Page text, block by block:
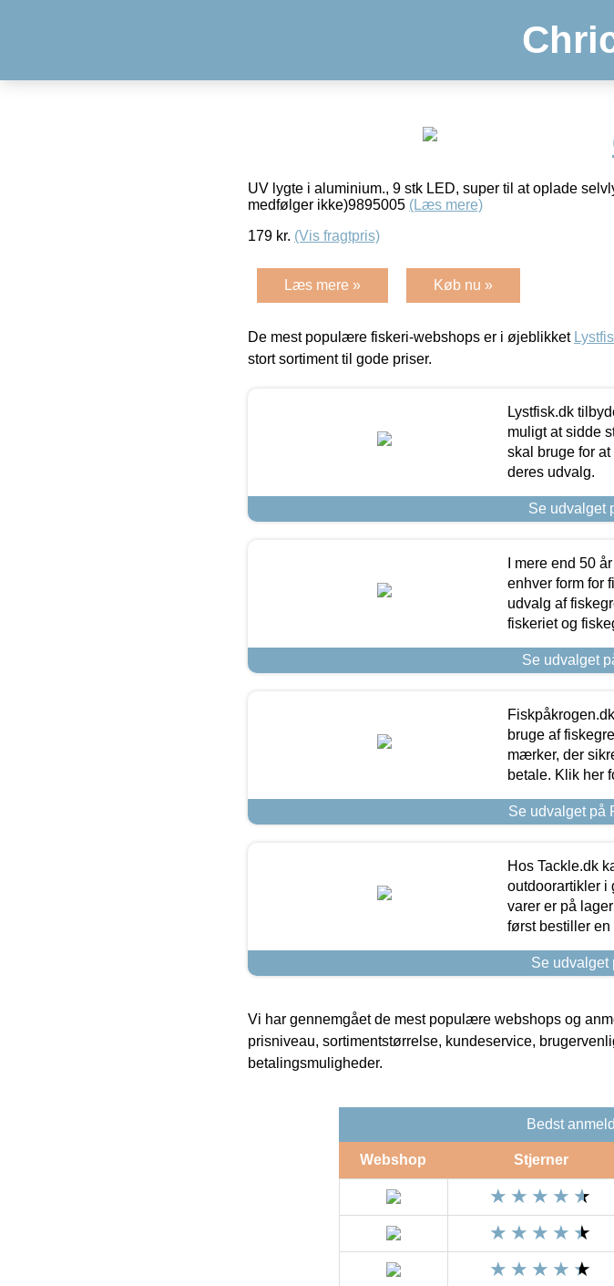
UV lygte i aluminium., 9 stk LED, super til at oplade
medfølger ikke)9895005 (Læs mere)
179 kr. (Vis fragtpris)
Læs mere » Køb nu »
De mest populære fiskeri-webshops er i øjeblikket
stort sortiment til gode priser.
Lystfisk.dk
muligt at sidde
skal bruge for
deres udvalg.
Se udvalget
I mere end 50
enhver form for
udvalg af
fiskeriet og
Se udvalget
bruge af
mærker, der
betale. Klik her
Se udvalget på
Hos Tackle.dk
outdoorartikler i
varer er på
først bestiller en
Se udvalget
Vi har gennemgået de mest populære webshops og
prisniveau, sortimentstørrelse, kundeservice,
betalingsmuligheder.
Bedst
Webshop Stjerner